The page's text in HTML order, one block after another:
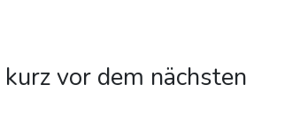
vor dem nächsten